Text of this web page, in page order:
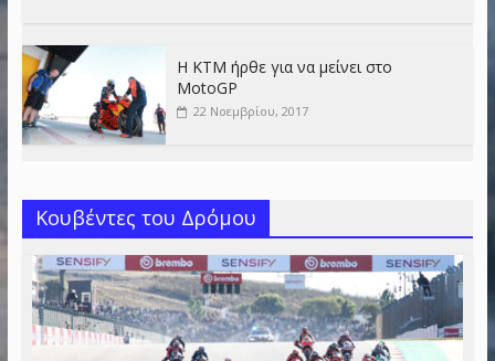
Η KTM ήρθε για να μείνει στο
MotoGP
22 Νοεμβρίου, 2017
Κουβέντες του Δρόμου